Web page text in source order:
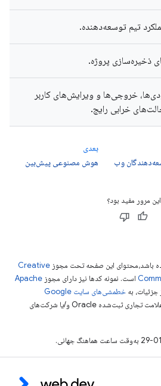
تیم توسعه‌دهنده.
پروژه.
خروجی‌ها و ویرایش‌های کاربر
خرابی رایج.
وب
بعدی
هوش مصنوعی پیش‌بین
مفید بود؟
این صفحه تحت مجوزCreative
است. نمونه کدها نیز دارای مجوزApache
به
خطمشی‌های سایت Google
مراجعه کنید. جاوا علامت تجاری ثبت‌شده Oracle و/یا شرکت‌های